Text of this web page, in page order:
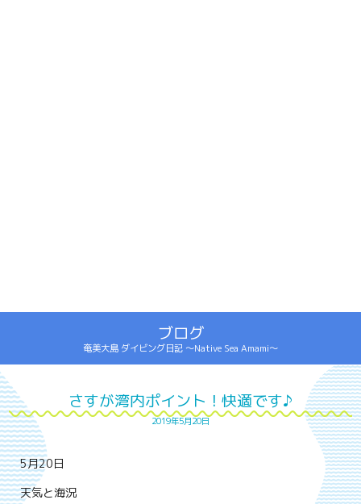
ブログ
奄美大島 ダイビング日記 ～Native Sea Amami～
さすが湾内ポイント！快適です♪
2019年5月20日
5月20日
天気と海況